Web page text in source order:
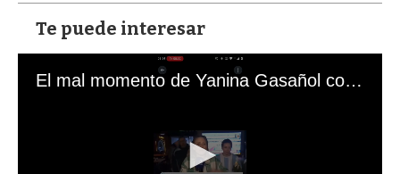
Te puede interesar
El mal momento de Yanina Gasañol con un hincha argentino en "Subrayado"